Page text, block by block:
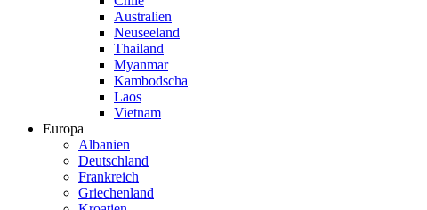
Australien
Neuseeland
Thailand
Myanmar
Kambodscha
Laos
Vietnam
Europa
Albanien
Deutschland
Frankreich
Griechenland